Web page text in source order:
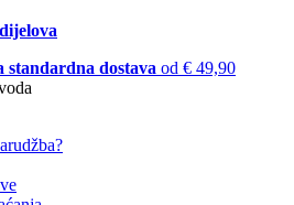
standardna dostava od € 49,90